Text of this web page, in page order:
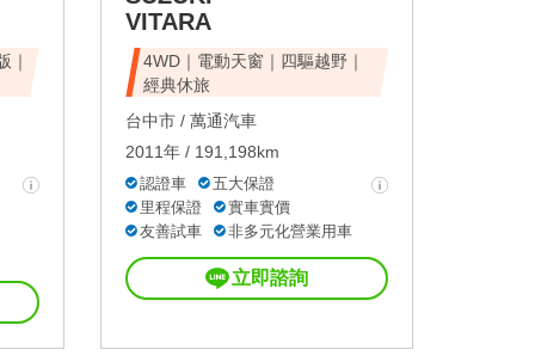
｜
VITARA
4WD｜電動天窗｜四驅越野｜
經典休旅
台中市 / 萬通汽車
2011年 / 191,198km
認證車
五大保證
里程保證
實車實價
友善試車
非多元化營業用車
立即諮詢